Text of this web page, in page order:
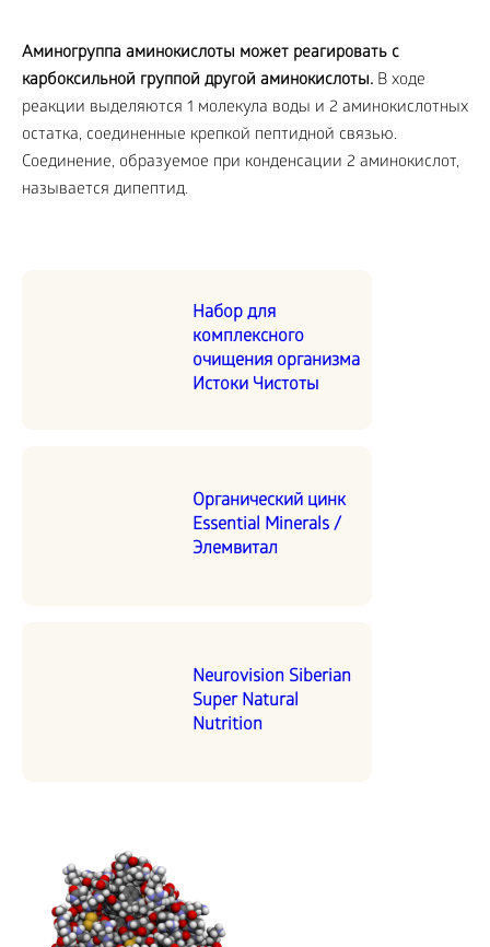
Аминогруппа аминокислоты может реагировать с
карбоксильной группой другой аминокислоты. В ходе
реакции выделяются 1 молекула воды и 2 аминокислотных
остатка, соединенные крепкой пептидной связью.
Соединение, образуемое при конденсации 2 аминокислот,
называется дипептид.
Набор для
комплексного
очищения организма
Истоки Чистоты
Органический цинк
Essential Minerals /
Элемвитал
Neurovision Siberian
Super Natural
Nutrition